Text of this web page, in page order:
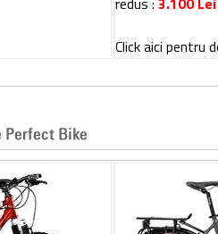
Click aici pentru